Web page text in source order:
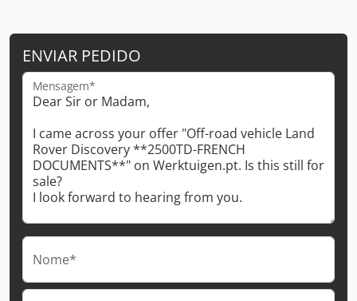
ENVIAR PEDIDO
Mensagem*
Nome*